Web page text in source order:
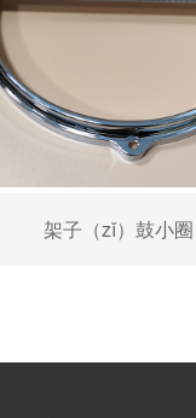
架子（zǐ）鼓小圈